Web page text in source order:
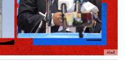
المجلة